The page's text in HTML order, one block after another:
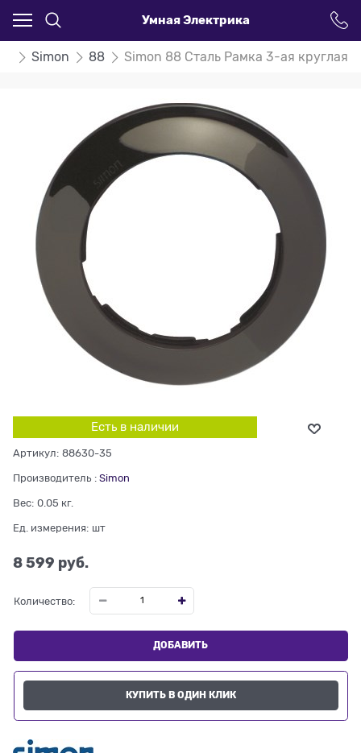
Умная Электрика
Simon 88 Simon 88 Сталь Рамка 3-ая круглая
Есть в наличии
Артикул: 88630-35
Производитель : Simon
Вес: 0.05 кг.
Ед. измерения: шт
8 599 руб.
Количество:
ДОБАВИТЬ
КУПИТЬ В ОДИН КЛИК